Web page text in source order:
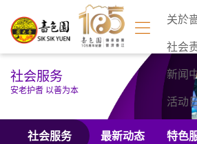
关於
社会
新闻
活动
联络
社会服务
安老护耆 以善为本
社会服务 最新动态 特色